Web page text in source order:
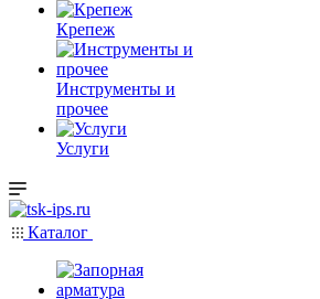
Крепеж
Инструменты и
прочее
Услуги
Каталог